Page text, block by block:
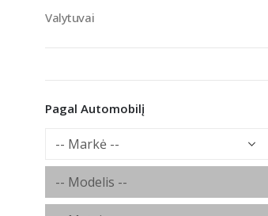
Valytuvai
Pagal Automobilį